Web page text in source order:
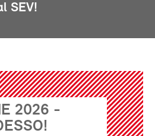
SEV!
2026 -